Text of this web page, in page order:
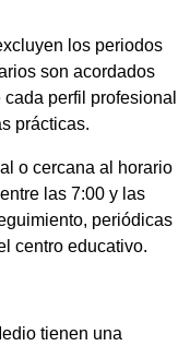
los periodos
son acordados
perfil profesional
prácticas.
o cercana al horario
las 7:00 y las
periódicas
centro educativo.
tienen una